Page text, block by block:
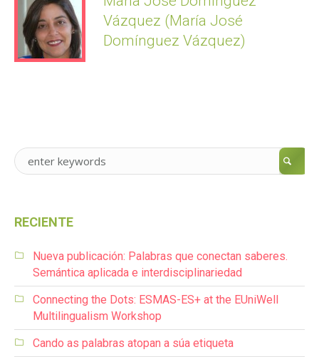
Vázquez (María José
Domínguez Vázquez)
RECIENTE
Nueva publicación: Palabras que conectan saberes.
Semántica aplicada e interdisciplinariedad
Connecting the Dots: ESMAS-ES+ at the EUniWell
Multilingualism Workshop
Cando as palabras atopan a súa etiqueta